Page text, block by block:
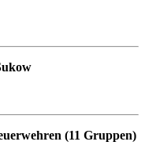
(11 Gruppen)